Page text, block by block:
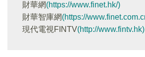
財華網(https://www.finet.hk/)
財華智庫網(https://
現代電視FINTV(http://www.fintv.hk)